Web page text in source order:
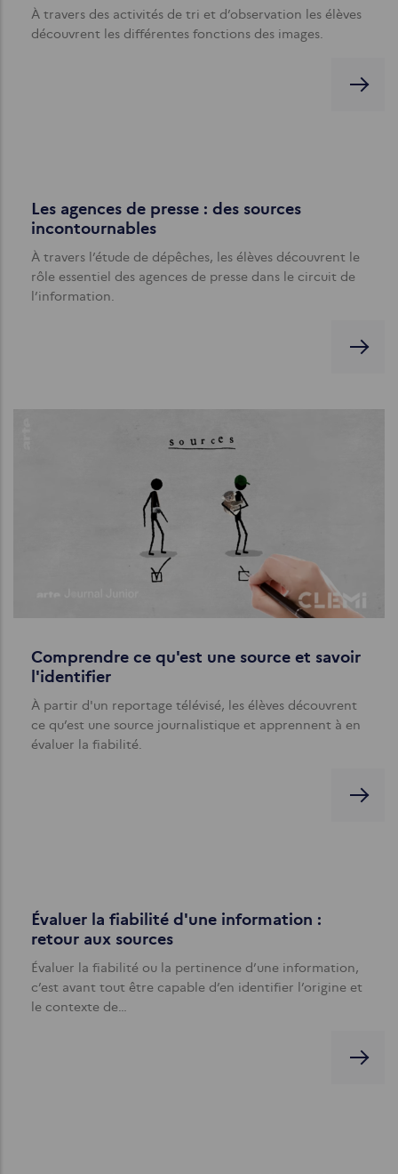
À travers des activités de tri et d’observation les élèves
découvrent les différentes fonctions des images.
Les agences de presse : des sources
incontournables
À travers l’étude de dépêches, les élèves découvrent le
rôle essentiel des agences de presse dans le circuit de
l’information.
Comprendre ce qu'est une source et savoir
l'identifier
À partir d'un reportage télévisé, les élèves découvrent
ce qu’est une source journalistique et apprennent à en
évaluer la fiabilité.
Évaluer la fiabilité d'une information :
retour aux sources
Évaluer la fiabilité ou la pertinence d’une information,
c’est avant tout être capable d’en identifier l’origine et
le contexte de…